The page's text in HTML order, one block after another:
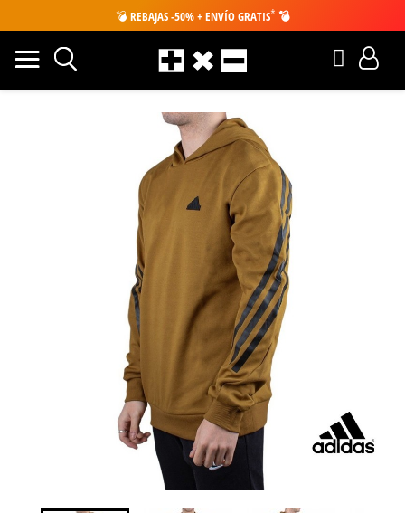
💣 REBAJAS -50% + ENVÍO GRATIS* 💣